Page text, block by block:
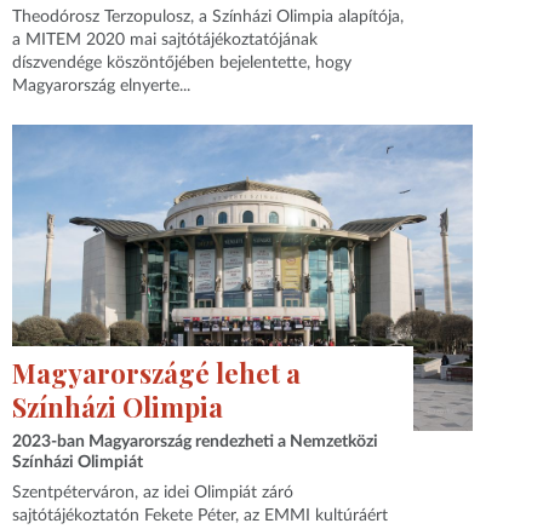
Theodórosz Terzopulosz, a Színházi Olimpia alapítója,
a MITEM 2020 mai sajtótájékoztatójának
díszvendége köszöntőjében bejelentette, hogy
Magyarország elnyerte...
Magyarországé lehet a
Színházi Olimpia
2023-ban Magyarország rendezheti a Nemzetközi
Színházi Olimpiát
Szentpéterváron, az idei Olimpiát záró
sajtótájékoztatón Fekete Péter, az EMMI kultúráért